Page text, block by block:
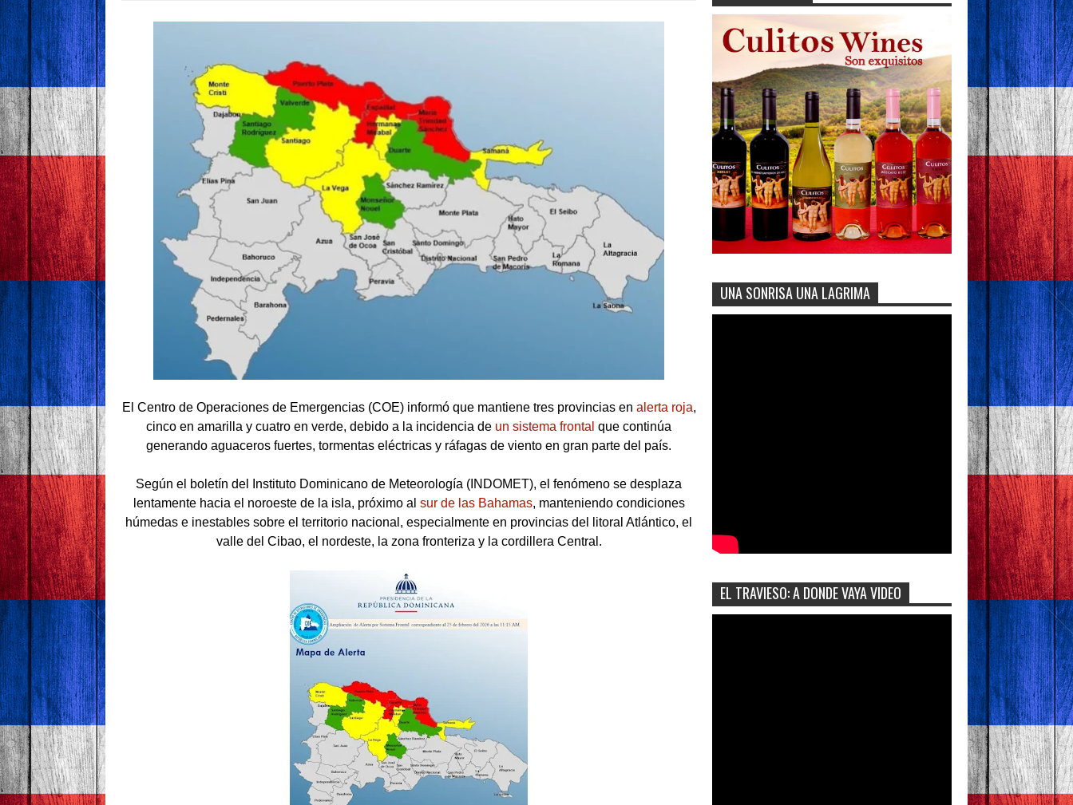
El Centro de Operaciones de Emergencias (COE) informó que mantiene tres provincias en alerta roja,
cinco en amarilla y cuatro en verde, debido a la incidencia de un sistema frontal que continúa
generando aguaceros fuertes, tormentas eléctricas y ráfagas de viento en gran parte del país.
Según el boletín del Instituto Dominicano de Meteorología (INDOMET), el fenómeno se desplaza
lentamente hacia el noroeste de la isla, próximo al sur de las Bahamas, manteniendo condiciones
húmedas e inestables sobre el territorio nacional, especialmente en provincias del litoral Atlántico, el
valle del Cibao, el nordeste, la zona fronteriza y la cordillera Central.
UNA SONRISA UNA LAGRIMA
EL TRAVIESO: A DONDE VAYA VIDEO